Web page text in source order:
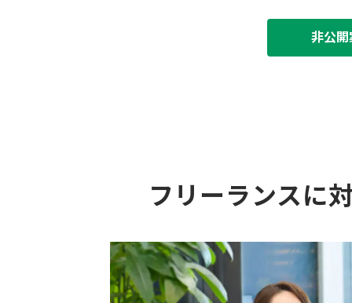
非公
フリーランスに